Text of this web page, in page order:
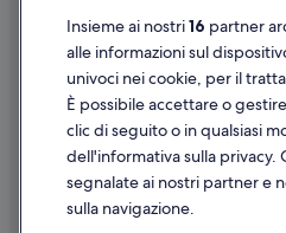
Stazione di Pescara Centrale:
Supporto
Assistenza clienti
Contattaci
Come cancellare un volo
Come modificare la prenotazione di
Insieme ai nostri16 partner
alle informazioni sul
univoci nei cookie, per il
È possibile accettare o
clic di seguito o in qualsiasi
dell'informativa sulla privacy.
segnalate ai nostri partner e
sulla navigazione.